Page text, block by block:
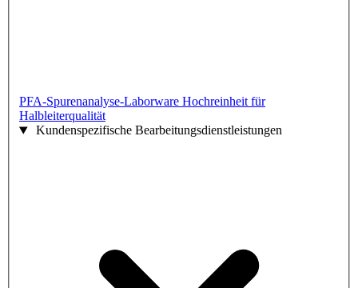
PFA-Spurenanalyse-Laborware Hochreinheit für
Halbleiterqualität
Kundenspezifische Bearbeitungsdienstleistungen